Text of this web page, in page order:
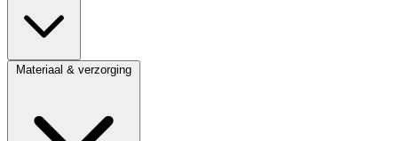
Materiaal & verzorging